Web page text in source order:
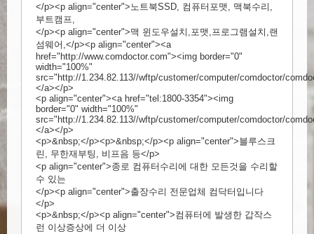
</p><p align="center">노트북SSD, 컴퓨터포맷, 맥북수리,
부트캠프,
</p><p align="center">맥 윈도우설치,포맷,프로그램설치,랜
섬웨어,</p><p align="center"><a
href=" http://www.comdoctor.com"><img border="0"
width="100%"
src=" http://1.234.82.113//wftp/customer/computer/comdoctor/
</a></p>
<p align="center"><a href="tel:1800-3354"><img
border="0" width="100%"
src=" http://1.234.82.113//wftp/customer/computer/comdoctor/
</a></p>
<p>&nbsp;</p><p>&nbsp;</p><p align="center">블루스크
린, 무한재부팅, 비프음 등</p>
<p align="center">종로 컴퓨터수리에 대한 모든것을 수리할
수 있는
</p><p align="center">출장수리 전문업체 컴닥터입니다
</p>
<p>&nbsp;</p><p align="center">컴퓨터에 발생한 갑작스
런 이상증상에 더 이상